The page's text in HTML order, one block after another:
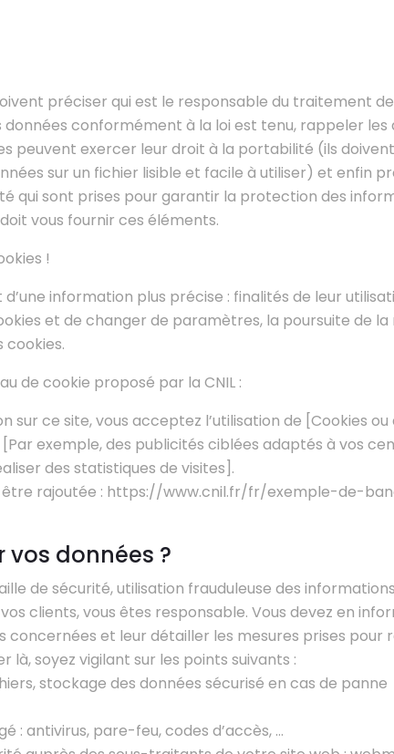
préciser qui est le responsable du traitement
données conformément à la loi est tenu, rappeler les
peuvent exercer leur droit à la portabilité (ils
sur un fichier lisible et facile à utiliser) et enfin
qui sont prises pour garantir la protection des
vous fournir ces éléments.
!
information plus précise : finalités de leur
et de changer de paramètres, la poursuite de la
de cookie proposé par la CNIL :
sur ce site, vous acceptez l’utilisation de [Cookies ou
exemple, des publicités ciblées adaptés à vos
des statistiques de visites].
être rajoutée : https://www.cnil.fr/fr/exemple-de-
données ?
de sécurité, utilisation frauduleuse des informations
clients, vous êtes responsable. Vous devez en
et leur détailler les mesures prises pour
là, soyez vigilant sur les points suivants :
stockage des données sécurisé en cas de panne
: antivirus, pare-feu, codes d’accès, …